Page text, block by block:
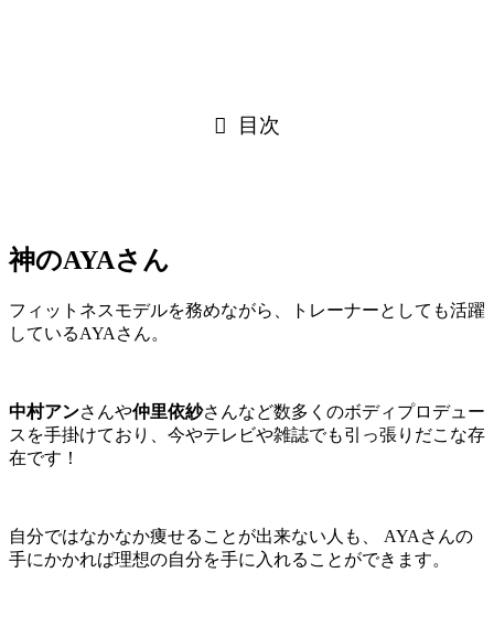
目次
神のAYAさん
フィットネスモデルを務めながら、トレーナーとしても活躍
しているAYAさん。
中村アンさんや仲里依紗さんなど数多くのボディプロデュー
スを手掛けており、今やテレビや雑誌でも引っ張りだこな存
在です！
自分ではなかなか痩せることが出来ない人も、 AYAさんの
手にかかれば理想の自分を手に入れることができます。